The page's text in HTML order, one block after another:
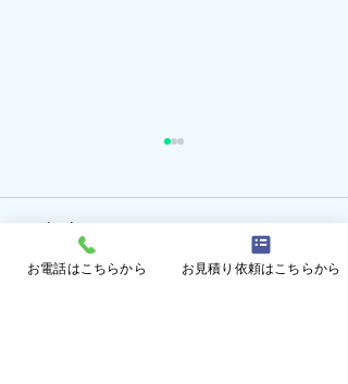
お電話はこちらから お見積り依頼はこちらから